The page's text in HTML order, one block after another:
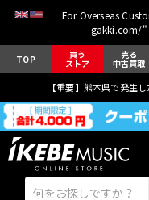
For Overseas
gakki.com/
TOP 買う
ストア
売る
中古買取
【重要】熊本県で発生